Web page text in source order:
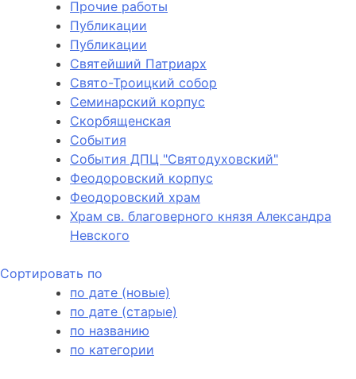
Прочие работы
Публикации
Публикации
Святейший Патриарх
Свято-Троицкий собор
Семинарский корпус
Скорбященская
События
События ДПЦ "Святодуховский"
Феодоровский корпус
Феодоровский храм
Храм св. благоверного князя Александра
Невского
Сортировать по
по дате (новые)
по дате (старые)
по названию
по категории